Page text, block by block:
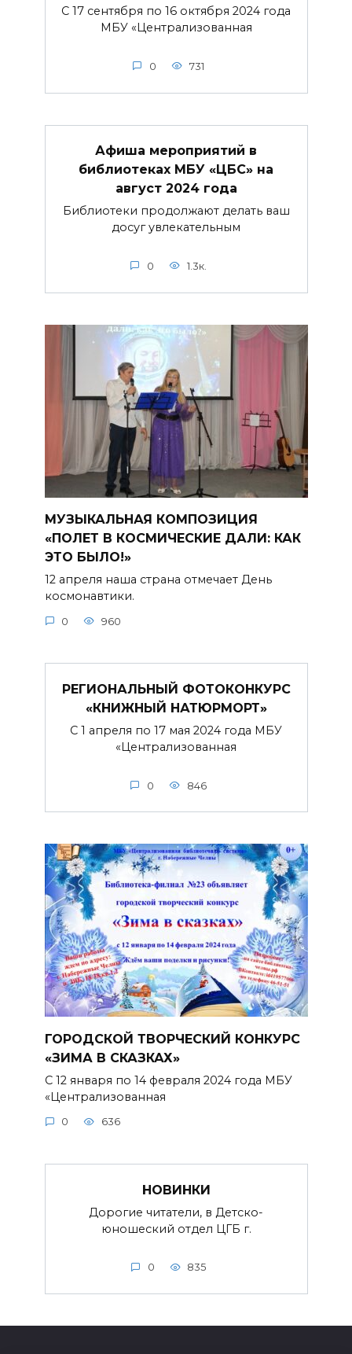
С 17 сентября по 16 октября 2024 года
МБУ «Централизованная
0 731
Афиша мероприятий в
библиотеках МБУ «ЦБС» на
август 2024 года
Библиотеки продолжают делать ваш
досуг увлекательным
0 1.3к.
МУЗЫКАЛЬНАЯ КОМПОЗИЦИЯ
«ПОЛЕТ В КОСМИЧЕСКИЕ ДАЛИ: КАК
ЭТО БЫЛО!»
12 апреля наша страна отмечает День
космонавтики.
0 960
РЕГИОНАЛЬНЫЙ ФОТОКОНКУРС
«КНИЖНЫЙ НАТЮРМОРТ»
С 1 апреля по 17 мая 2024 года МБУ
«Централизованная
0 846
ГОРОДСКОЙ ТВОРЧЕСКИЙ КОНКУРС
«ЗИМА В СКАЗКАХ»
С 12 января по 14 февраля 2024 года МБУ
«Централизованная
0 636
НОВИНКИ
Дорогие читатели, в Детско-
юношеский отдел ЦГБ г.
0 835